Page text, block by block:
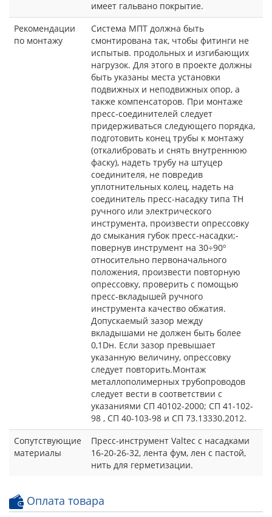
имеет гальвано покрытие.
Рекомендации
по монтажу
Система МПТ должна быть
смонтирована так, чтобы фитинги не
испытыв. продольных и изгибающих
нагрузок. Для этого в проекте должны
быть указаны места установки
подвижных и неподвижных опор, а
также компенсаторов. При монтаже
пресс-соединителей следует
придерживаться следующего порядка,
подготовить конец трубы к монтажу
(откалибровать и снять внутреннюю
фаску), надеть трубу на штуцер
соединителя, не повредив
уплотнительных колец, надеть на
соединитель пресс-насадку типа ТН
ручного или электрического
инструмента, произвести опрессовку
до смыкания губок пресс-насадки;-
повернув инструмент на 30÷90º
относительно первоначального
положения, произвести повторную
опрессовку, проверить с помощью
пресс-вкладышей ручного
инструмента качество обжатия.
Допускаемый зазор между
вкладышами не должен быть более
0,1Dн. Если зазор превышает
указанную величину, опрессовку
следует повторить.Монтаж
металлополимерных трубопроводов
следует вести в соответствии с
указаниями СП 40102-2000; СП 41-102-
98 , СП 40-103-98 и СП 73.13330.2012.
Сопутствующие
материалы
Пресс-инструмент Valtec с насадками
16-20-26-32, лента фум, лен с пастой,
нить для герметизации.
Оплата товара